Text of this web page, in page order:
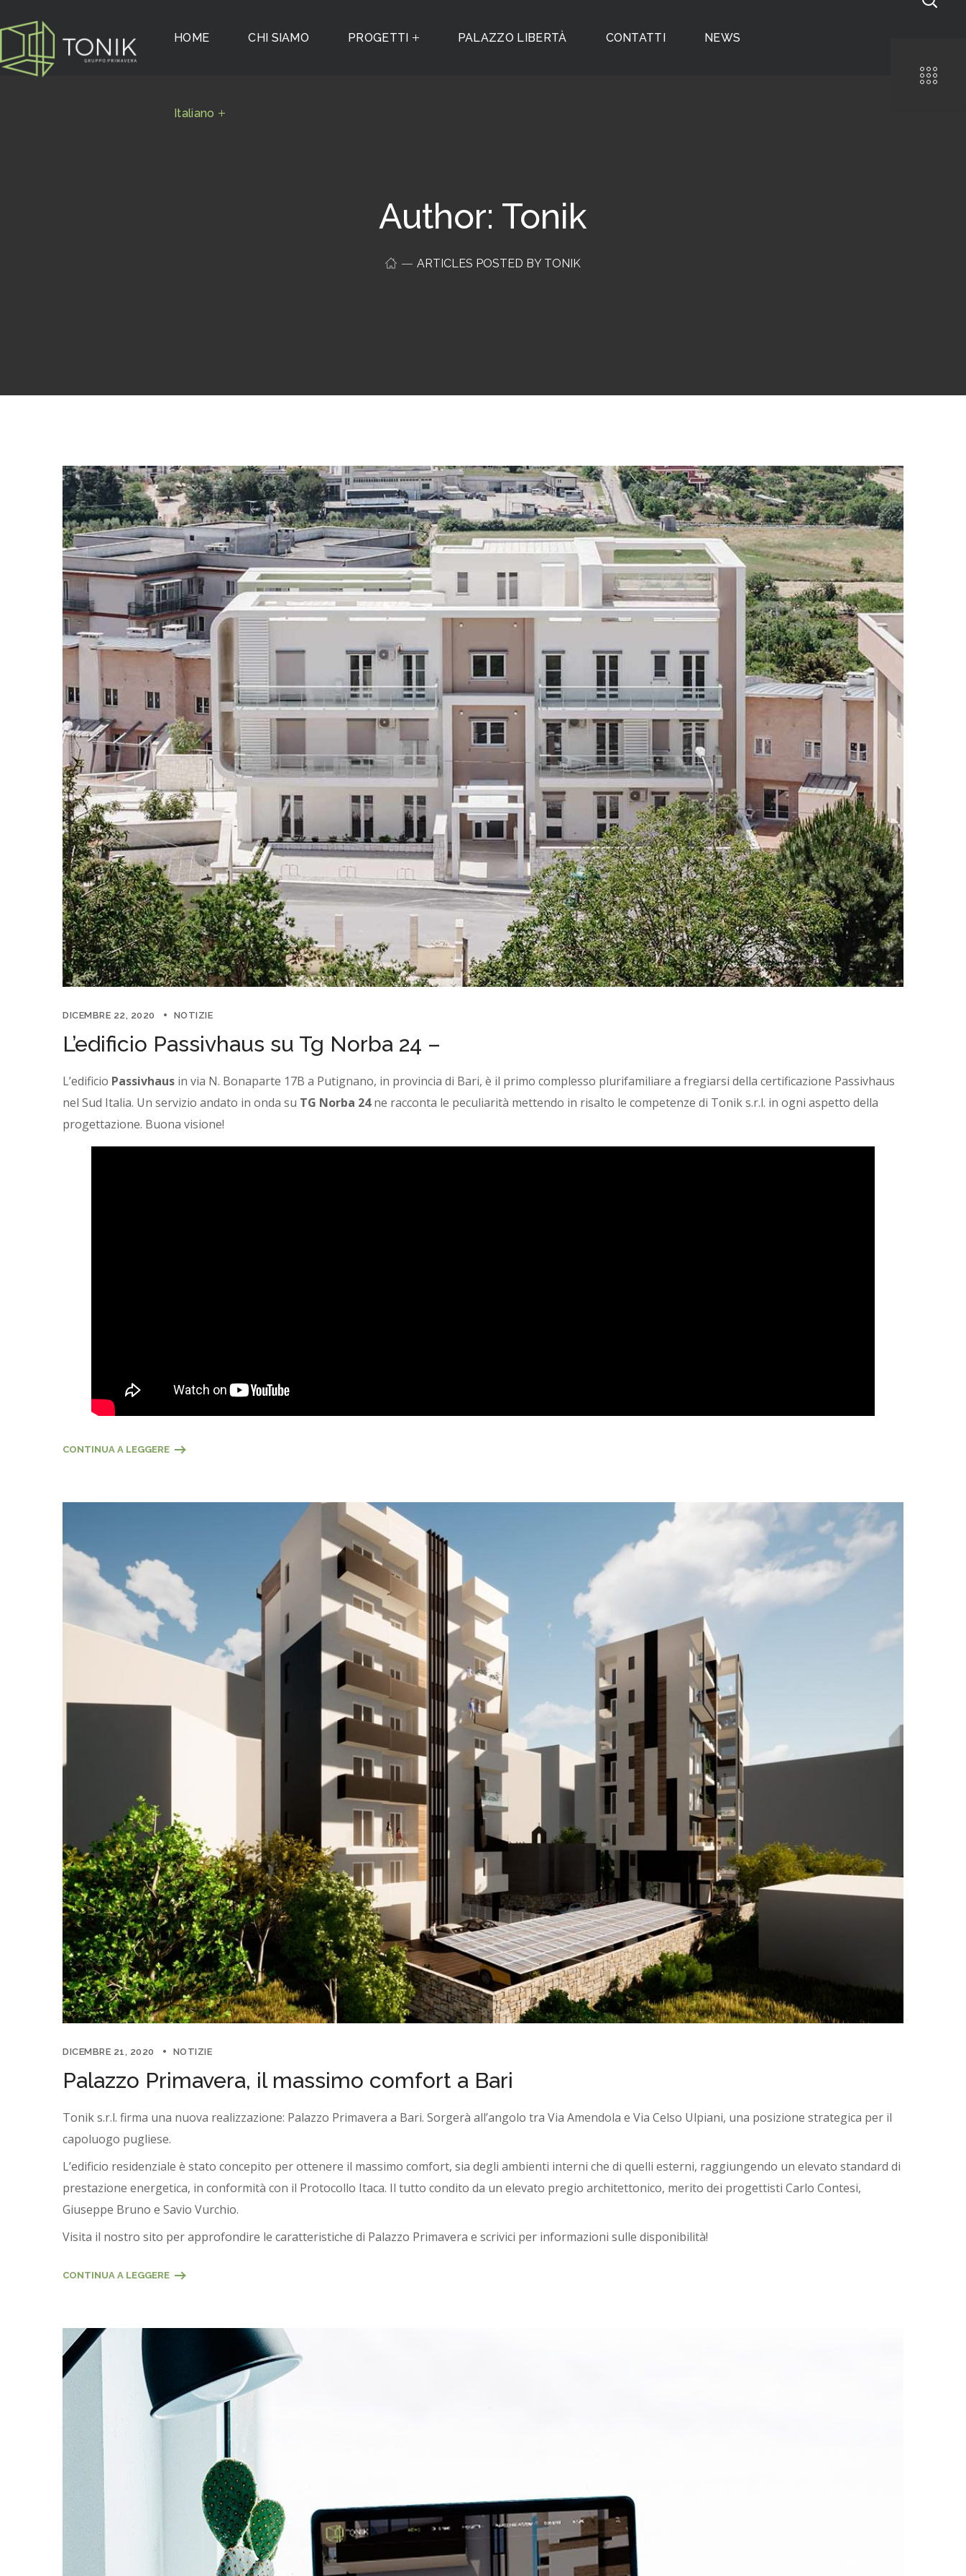
HOME CHI SIAMO PROGETTI PALAZZO LIBERTÀ CONTATTI NEWS
Italiano
Italiano
Author: Tonik
ARTICLES POSTED BY TONIK
DICEMBRE 22, 2020 NOTIZIE
L’edificio Passivhaus su Tg Norba 24 –
L’edificio Passivhaus in via N. Bonaparte 17B a Putignano, in provincia di Bari, è il primo complesso plurifamiliare a fregiarsi della certificazione Passivhaus
nel Sud Italia. Un servizio andato in onda su TG Norba 24ne racconta le peculiarità mettendo in risalto le competenze di Tonik s.r.l. in ogni aspetto della
progettazione. Buona visione!
CONTINUA A LEGGERE
DICEMBRE 21, 2020 NOTIZIE
Palazzo Primavera, il massimo comfort a Bari
Tonik s.r.l. firma una nuova realizzazione: Palazzo Primavera a Bari. Sorgerà all’angolo tra Via Amendola e Via Celso Ulpiani, una posizione strategica per il
capoluogo pugliese.
L’edificio residenziale è stato concepito per ottenere il massimo comfort, sia degli ambienti interni che di quelli esterni, raggiungendo un elevato standard di
prestazione energetica, in conformità con il Protocollo Itaca. Il tutto condito da un elevato pregio architettonico, merito dei progettisti Carlo Contesi,
Giuseppe Bruno e Savio Vurchio.
Visita il nostro sito per approfondire le caratteristiche di Palazzo Primavera e scrivici per informazioni sulle disponibilità!
CONTINUA A LEGGERE